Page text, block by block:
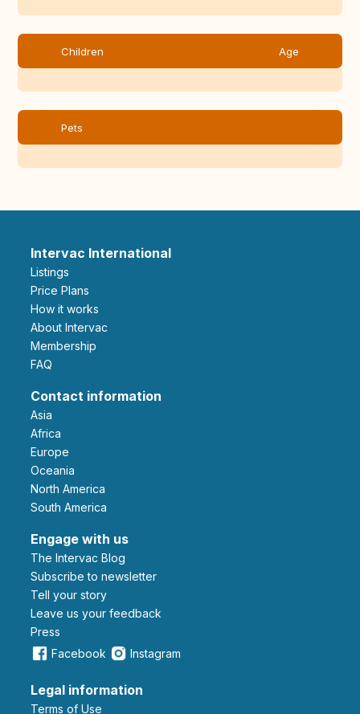
Children Age
Pets
Intervac International
Listings
Price Plans
How it works
About Intervac
Membership
FAQ
Contact information
Asia
Africa
Europe
Oceania
North America
South America
Engage with us
The Intervac Blog
Subscribe to newsletter
Tell your story
leave us your feedback
Press
Facebook
Instagram
Legal information
Terms of Use